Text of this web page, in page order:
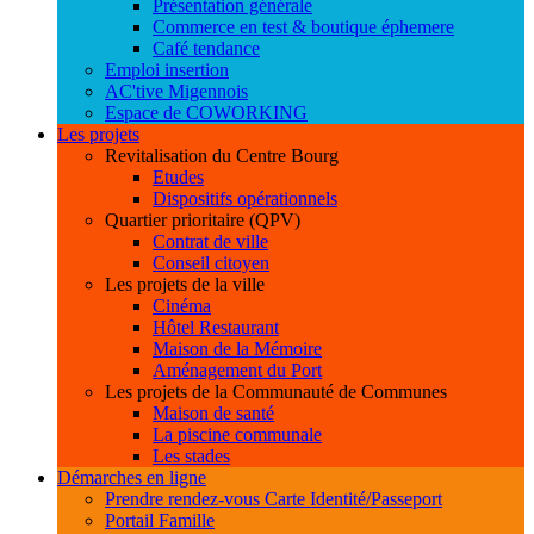
Présentation générale
Commerce en test & boutique éphemere
Café tendance
Emploi insertion
AC'tive Migennois
Espace de COWORKING
Les projets
Revitalisation du Centre Bourg
Etudes
Dispositifs opérationnels
Quartier prioritaire (QPV)
Contrat de ville
Conseil citoyen
Les projets de la ville
Cinéma
Hôtel Restaurant
Maison de la Mémoire
Aménagement du Port
Les projets de la Communauté de Communes
Maison de santé
La piscine communale
Les stades
Démarches en ligne
Prendre rendez-vous Carte Identité/Passeport
Portail Famille